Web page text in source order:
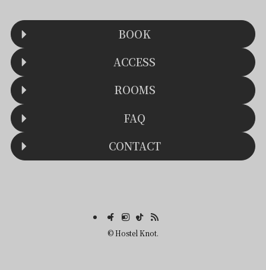
BOOK
ACCESS
ROOMS
FAQ
CONTACT
©Hostel Knot.